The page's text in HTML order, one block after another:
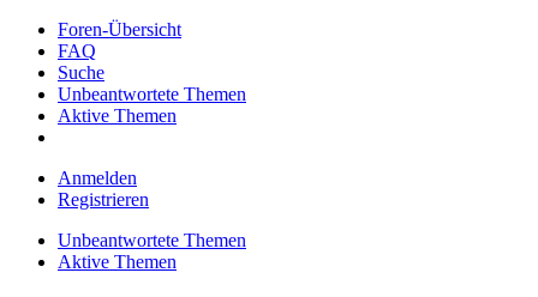
Foren-Übersicht
FAQ
Suche
Unbeantwortete Themen
Aktive Themen
Anmelden
Registrieren
Unbeantwortete Themen
Aktive Themen